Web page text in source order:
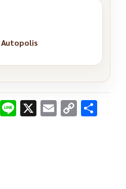
Autopolis
F Li X E C